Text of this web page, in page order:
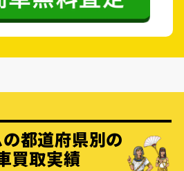
都道府県別の
買取実績